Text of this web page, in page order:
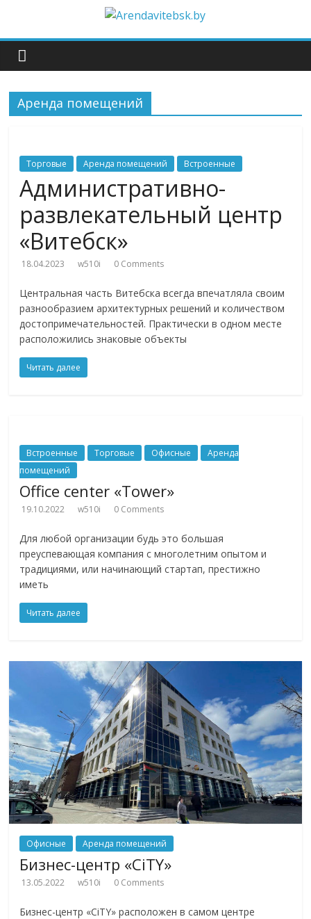
Аренда помещений
Торговые Аренда помещений Встроенные
Административно-
развлекательный центр
«Витебск»
18.04.2023 w510i 0 Comments
Центральная часть Витебска всегда впечатляла своим
разнообразием архитектурных решений и количеством
достопримечательностей. Практически в одном месте
расположились знаковые объекты
Читать далее
Встроенные Торговые Офисные
Аренда
помещений
Office center «Tower»
19.10.2022 w510i 0 Comments
Для любой организации будь это большая
преуспевающая компания с многолетним опытом и
традициями, или начинающий стартап, престижно
иметь
Читать далее
Офисные Аренда помещений
Бизнес-центр «CiTY»
13.05.2022 w510i 0 Comments
Бизнес-центр «CiTY» расположен в самом центре